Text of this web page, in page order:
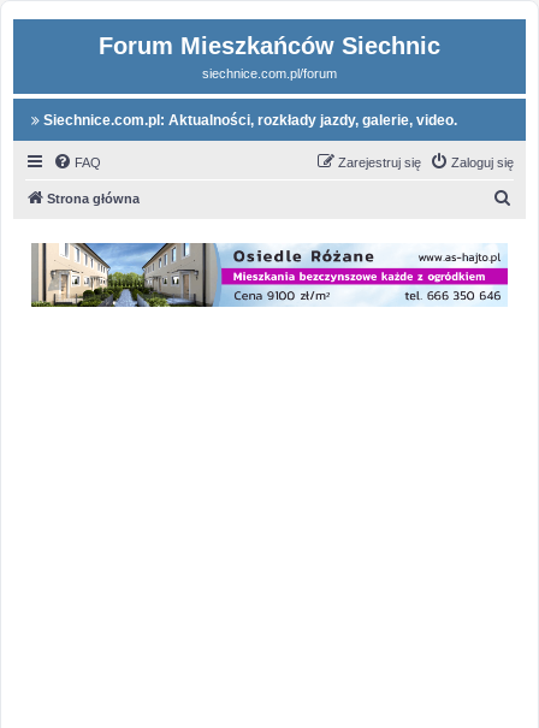
Forum Mieszkańców Siechnic
siechnice.com.pl/forum
Siechnice.com.pl: Aktualności, rozkłady jazdy, galerie, video.
FAQ Zaloguj się
Zarejestruj się
Strona główna